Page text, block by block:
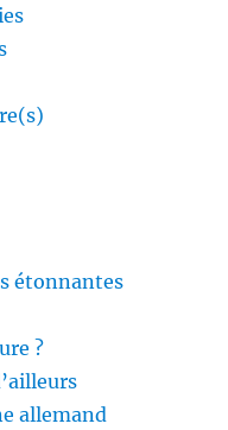
étonnantes
?
allemand